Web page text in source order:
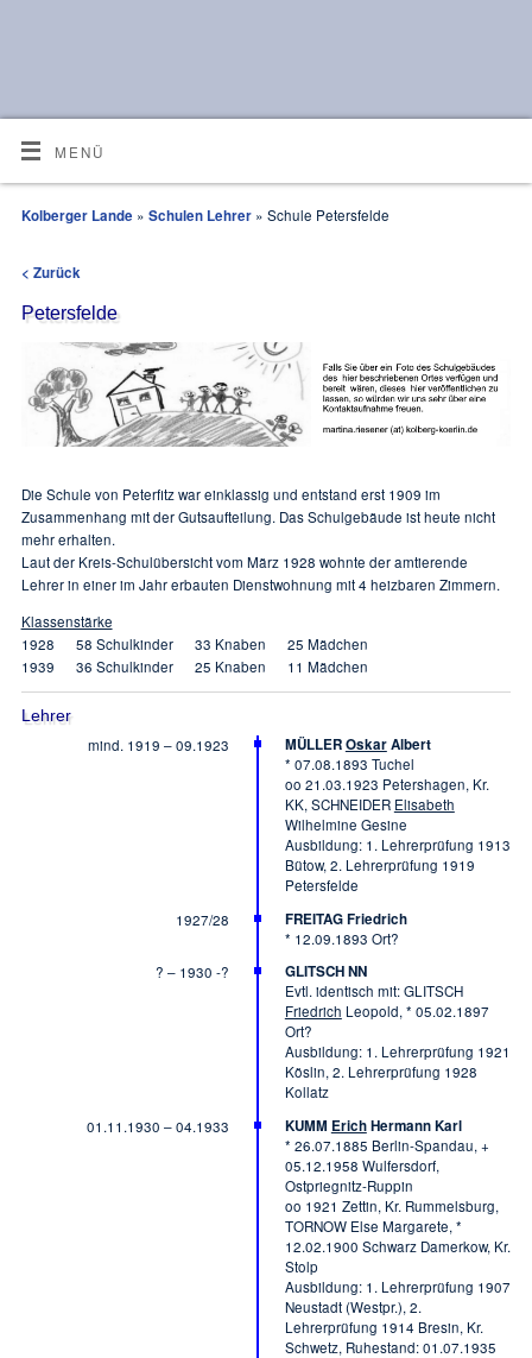
MENÜ
Kolberger Lande » Schulen Lehrer » Schule Petersfelde
< Zurück
Petersfelde
Die Schule von Peterfitz war einklassig und entstand erst 1909 im
Zusammenhang mit der Gutsaufteilung. Das Schulgebäude ist heute nicht
mehr erhalten.
Laut der Kreis-Schulübersicht vom März 1928 wohnte der amtierende
Lehrer in einer im Jahr erbauten Dienstwohnung mit 4 heizbaren Zimmern.
Klassenstärke
1928 58 Schulkinder 33 Knaben 25 Mädchen
1939 36 Schulkinder 25 Knaben 11 Mädchen
Lehrer
mind. 1919 – 09.1923
MÜLLEROskarAlbert
* 07.08.1893 Tuchel
oo 21.03.1923 Petershagen, Kr.
KK, SCHNEIDER Elisabeth
Wilhelmine Gesine
Ausbildung: 1. Lehrerprüfung 1913
Bütow, 2. Lehrerprüfung 1919
Petersfelde
1927/28
FREITAG Friedrich
* 12.09.1893 Ort?
? – 1930 -?
GLITSCH NN
Evtl. identisch mit: GLITSCH
Friedrich Leopold, * 05.02.1897
Ort?
Ausbildung: 1. Lehrerprüfung 1921
Köslin, 2. Lehrerprüfung 1928
Kollatz
01.11.1930 – 04.1933
KUMM ErichHermann Karl
* 26.07.1885 Berlin-Spandau, +
05.12.1958 Wulfersdorf,
Ostpriegnitz-Ruppin
oo 1921 Zettin, Kr. Rummelsburg,
TORNOW Else Margarete, *
12.02.1900 Schwarz Damerkow, Kr.
Stolp
Ausbildung: 1. Lehrerprüfung 1907
Neustadt (Westpr.), 2.
Lehrerprüfung 1914 Bresin, Kr.
Schwetz, Ruhestand: 01.07.1935